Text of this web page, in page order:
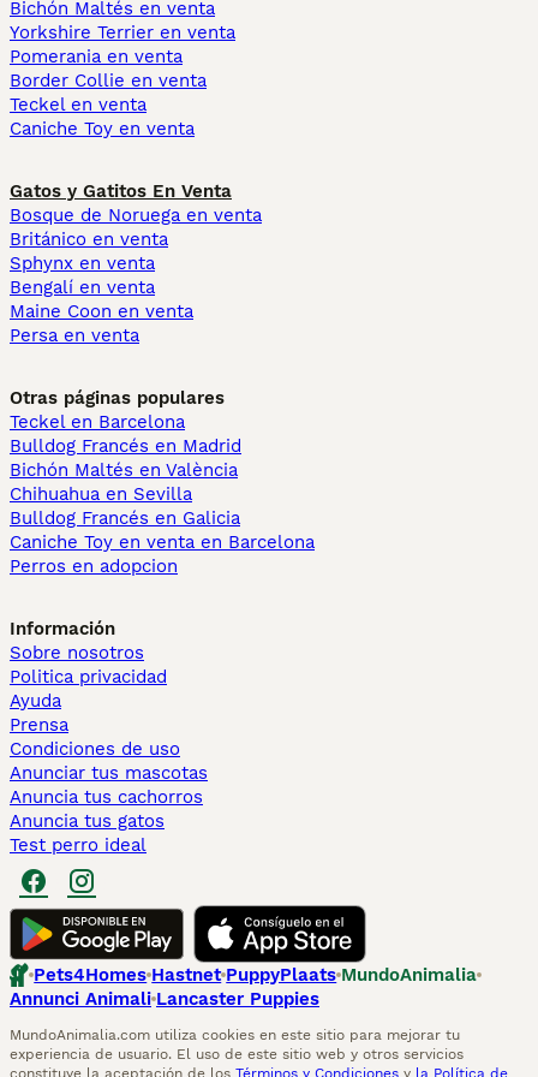
Bichón Maltés en venta
Yorkshire Terrier en venta
Pomerania en venta
Border Collie en venta
Teckel en venta
Caniche Toy en venta
Gatos y Gatitos En Venta
Bosque de Noruega en venta
Británico en venta
Sphynx en venta
Bengalí en venta
Maine Coon en venta
Persa en venta
Otras páginas populares
Teckel en Barcelona
Bulldog Francés en Madrid
Bichón Maltés en València
Chihuahua en Sevilla
Bulldog Francés en Galicia
Caniche Toy en venta en Barcelona
Perros en adopcion
Información
Sobre nosotros
Politica privacidad
Ayuda
Prensa
Condiciones de uso
Anunciar tus mascotas
Anuncia tus cachorros
Anuncia tus gatos
Test perro ideal
Pets4Homes Hastnet PuppyPlaats MundoAnimalia
Annunci Animali Lancaster Puppies
MundoAnimalia.com utiliza cookies en este sitio para mejorar tu
experiencia de usuario. El uso de este sitio web y otros servicios